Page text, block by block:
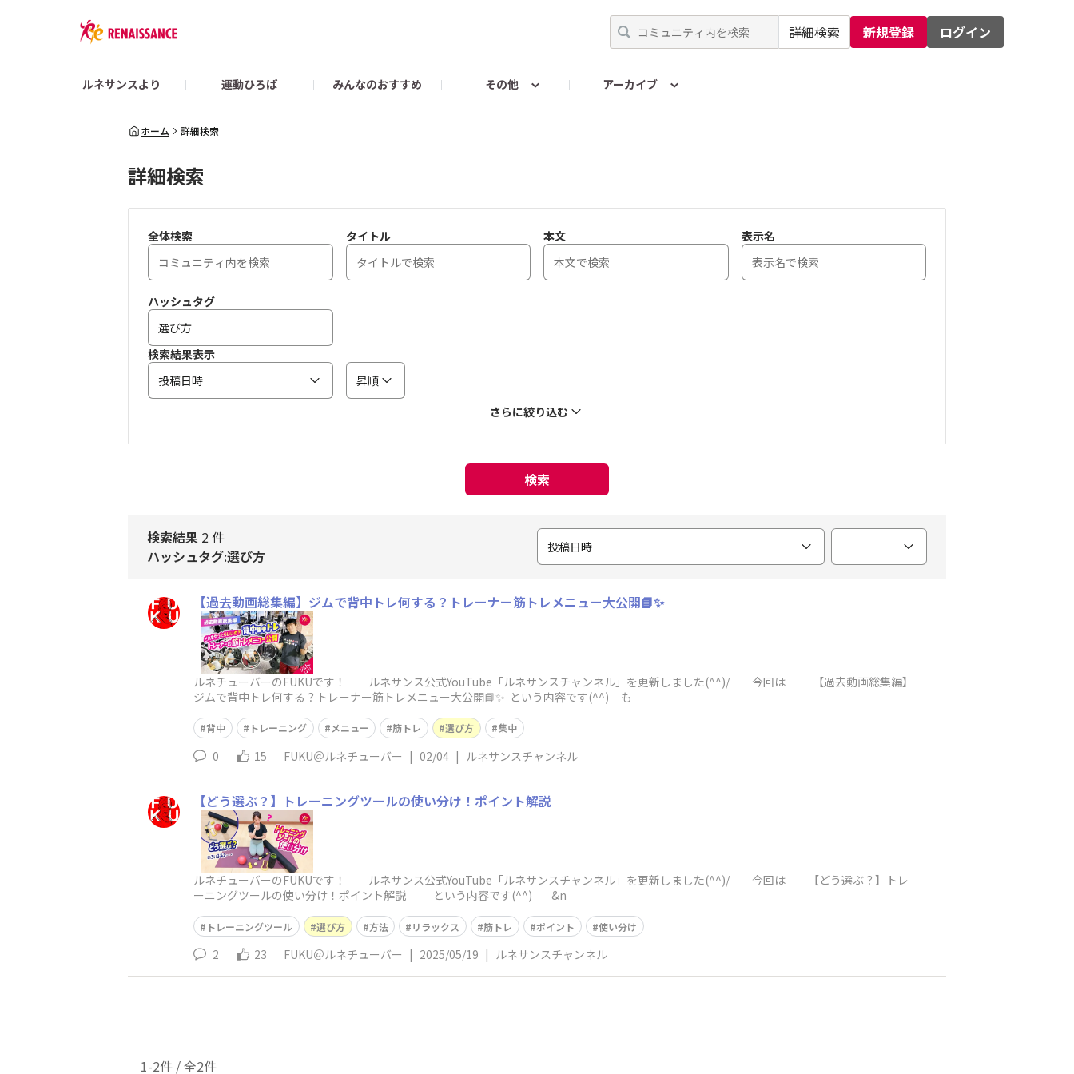
詳細検索 新規登録 ログイン
ルネサンスより 運動ひろば みんなのおすすめ その他
Colorsガイド
オンラインショップ
アーカイブ
【2/22まで】👜 What’s in my RENA BAG？
ホーム 詳細検索
詳細検索
全体検索 タイトル 本文 表示名
ハッシュタグ
検索結果表示
投稿日時
昇順
さらに絞り込む
検索
検索結果 2 件
ハッシュタグ:選び方
投稿日時
【過去動画総集編】ジムで背中トレ何する？トレーナー筋トレメニュー大公開📘✨
ルネチューバーのFUKUです！ ルネサンス公式YouTube「ルネサンスチャンネル」を更新しました(^^)/ 今回は 【過去動画総集編】
ジムで背中トレ何する？トレーナー筋トレメニュー大公開📘✨ という内容です(^^) も
背中 トレーニング メニュー 筋トレ 選び方 集中
0 15 FUKU＠ルネチューバー | 02/04 | ルネサンスチャンネル
【どう選ぶ？】トレーニングツールの使い分け！ポイント解説
ルネチューバーのFUKUです！ ルネサンス公式YouTube「ルネサンスチャンネル」を更新しました(^^)/ 今回は 【どう選ぶ？】トレ
ーニングツールの使い分け！ポイント解説 という内容です(^^) &n
トレーニングツール 選び方 方法 リラックス 筋トレ ポイント 使い分け
2 23 FUKU＠ルネチューバー | 2025/05/19 | ルネサンスチャンネル
1-2件 / 全2件